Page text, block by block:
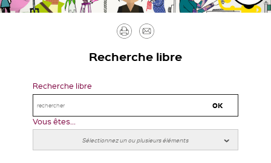
Imprimer
Recherche libre
Recherche libre
Vous êtes...